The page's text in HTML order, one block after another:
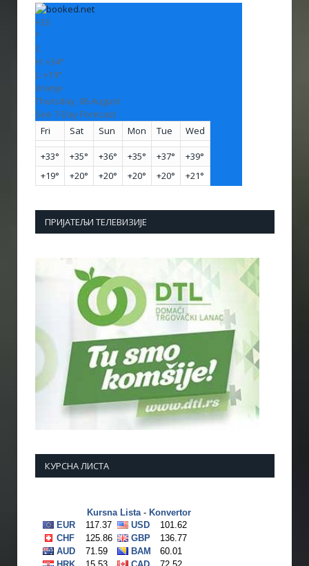
+33
°
C
H: +34°
L: +19°
Vranje
Thursday, 06 August
See 7-Day Forecast
Fri
Sat Sun Mon Tue Wed
+33° +35° +36° +35° +37° +39°
+19° +20° +20° +20° +20° +21°
ПРИЈАТЕЉИ ТЕЛЕВИЗИЈЕ
КУРСНА ЛИСТА